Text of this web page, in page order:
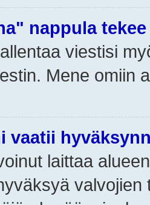
nappula
viestisi
Mene omiin
vaatii
laittaa